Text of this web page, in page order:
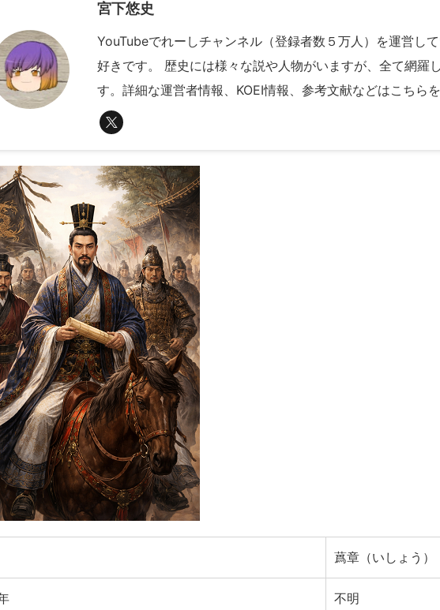
宮下悠史
YouTubeでれーしチャンネル（登録者数５万人）を運営し
好きです。 歴史には様々な説や人物がいますが、全て網羅
す。詳細な運営者情報、KOEI情報、参考文献などはこちら
蔿章（いしょう）
不明